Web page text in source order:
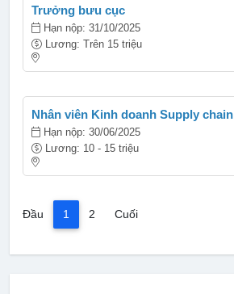
Trưởng bưu cục
Hạn nộp: 31/10/2025
Lương: Trên 15 triệu
Nhân viên Kinh doanh Supply chain
Hạn nộp: 30/06/2025
Lương: 10 - 15 triệu
Đầu 1 (current)
2 Cuối